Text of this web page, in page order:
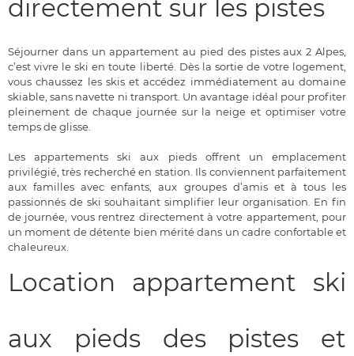
directement sur les pistes
Séjourner dans un appartement au pied des pistes aux 2 Alpes,
c’est vivre le ski en toute liberté. Dès la sortie de votre logement,
vous chaussez les skis et accédez immédiatement au domaine
skiable, sans navette ni transport. Un avantage idéal pour profiter
pleinement de chaque journée sur la neige et optimiser votre
temps de glisse.
Les appartements ski aux pieds offrent un emplacement
privilégié, très recherché en station. Ils conviennent parfaitement
aux familles avec enfants, aux groupes d’amis et à tous les
passionnés de ski souhaitant simplifier leur organisation. En fin
de journée, vous rentrez directement à votre appartement, pour
un moment de détente bien mérité dans un cadre confortable et
chaleureux.
Location appartement ski
aux pieds des pistes et